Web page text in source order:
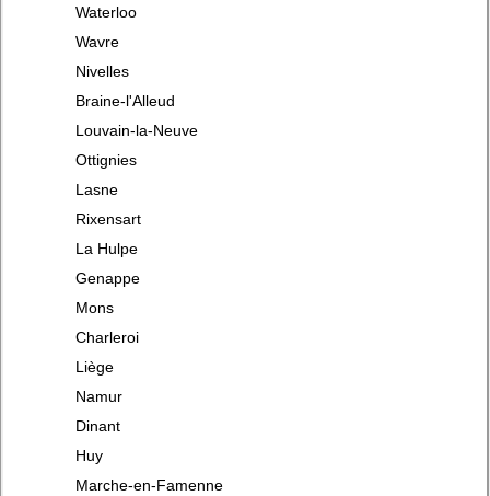
Waterloo
Wavre
Nivelles
Braine-l'Alleud
Louvain-la-Neuve
Ottignies
Lasne
Rixensart
La Hulpe
Genappe
Mons
Charleroi
Liège
Namur
Dinant
Huy
Marche-en-Famenne